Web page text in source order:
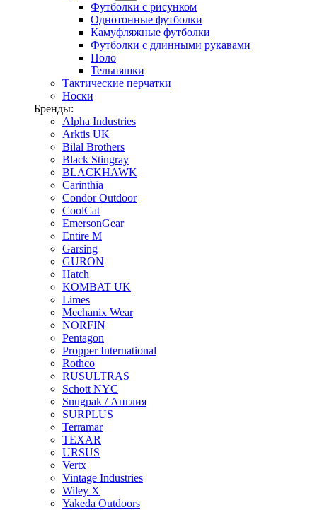
Футболки с рисунком
Однотонные футболки
Камуфляжные футболки
Футболки с длинными рукавами
Поло
Тельняшки
Тактические перчатки
Носки
Бренды:
Alpha Industries
Arktis UK
Bilal Brothers
Black Stingray
BLACKHAWK
Carinthia
Condor Outdoor
CoolCat
EmersonGear
Entire M
Garsing
GURON
Hatch
KOMBAT UK
Limes
Mechanix Wear
NORFIN
Pentagon
Propper International
Rothco
RUSULTRAS
Schott NYC
Snugpak / Англия
SURPLUS
Terramar
TEXAR
URSUS
Vertx
Vintage Industries
Wiley X
Yakeda Outdoors